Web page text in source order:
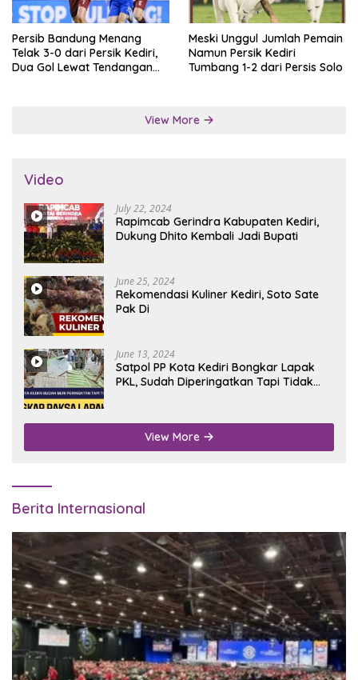
Persib Bandung Menang
Telak 3-0 dari Persik Kediri,
Dua Gol Lewat Tendangan
Meski Unggul Jumlah Pemain
Namun Persik Kediri
Tumbang 1-2 dari Persis Solo
View More
Video
July 22, 2024
Rapimcab Gerindra Kabupaten Kediri,
Dukung Dhito Kembali Jadi Bupati
June 25, 2024
Rekomendasi Kuliner Kediri, Soto Sate
Pak Di
June 13, 2024
Satpol PP Kota Kediri Bongkar Lapak
PKL, Sudah Diperingatkan Tapi Tidak
View More
Berita Internasional